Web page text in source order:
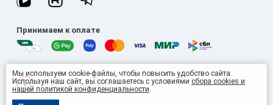
Принимаем к оплате
© 2026 Omnisan Group
Мы используем cookie-файлы, чтобы повысить удобство сайта.
Используя наш сайт, вы соглашаетесь с условиями сбора cookies и
нашей политикой конфиденциальности.